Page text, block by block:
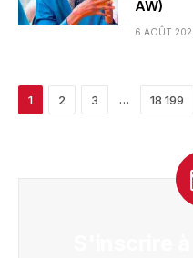
AW)
6 AOÛT
1 2 3 … 18 199